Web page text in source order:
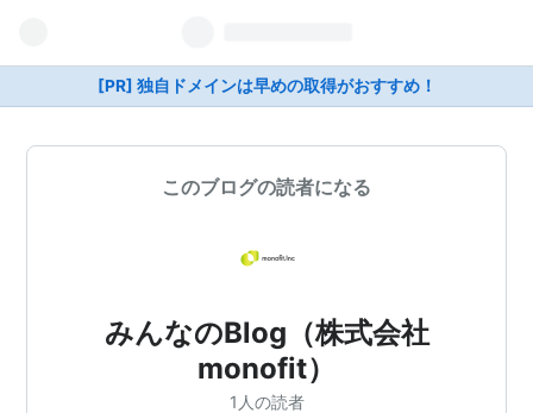
[PR] 独自ドメインは早めの取得がおすすめ！
このブログの読者になる
みんなのBlog（株式会社
monofit）
1人の読者